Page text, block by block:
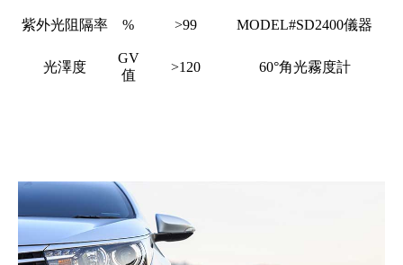
紫外光阻隔率 % >99 MODEL#SD2400儀器
光澤度
GV
值
>120 60°角光霧度計